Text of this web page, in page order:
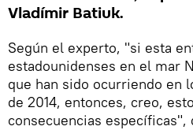
Vladímir Batiuk.
Según el experto, "si esta
estadounidenses en el mar
que han sido ocurriendo en
de 2014, entonces, creo,
consecuencias específicas",